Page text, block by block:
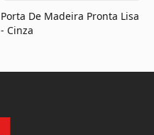
Porta De Madeira Pronta Lisa
- Cinza